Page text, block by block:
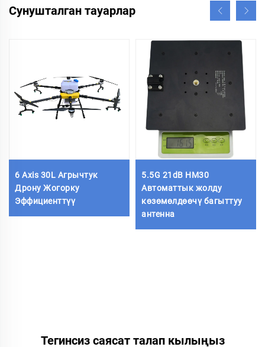
Сунушталган тауарлар
6 Axis 30L Агрычтук
Дрону Жогорку
Эффициенттүү
5.5G 21dB HM30
Автоматтык жолду
көзөмөлдөөчү багыттуу
антенна
Тегинсиз саясат талап кылыңыз